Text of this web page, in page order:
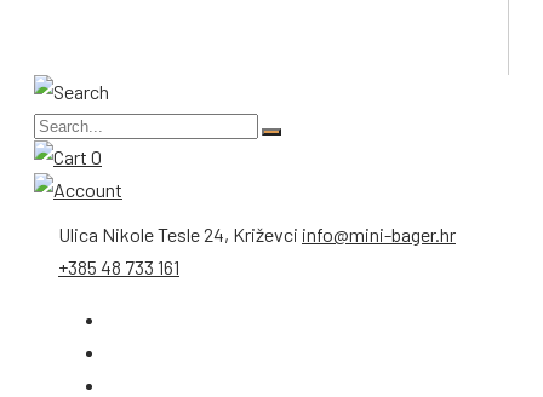
0
Ulica Nikole Tesle 24, Križevci info@mini-bager.hr
+385 48 733 161